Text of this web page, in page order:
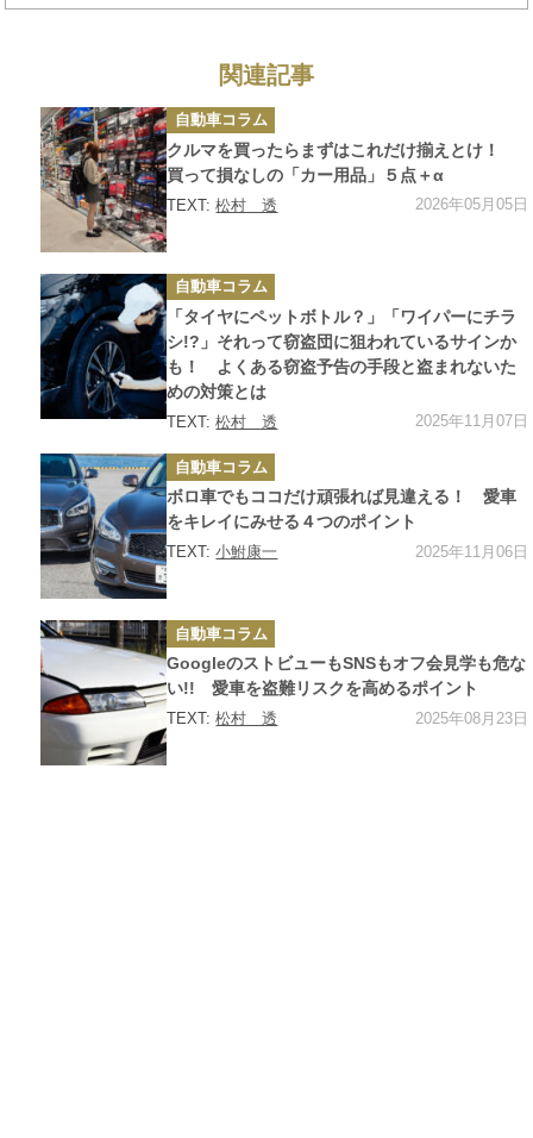
関連記事
カ
テ
ゴ
リ
ー
自動車コラム
クルマを買ったらまずはこれだけ揃えとけ！
買って損なしの「カー用品」５点＋α
TEXT:松村 透 2026年05月05日
カ
テ
ゴ
リ
ー
自動車コラム
「タイヤにペットボトル？」「ワイパーにチラ
シ!?」それって窃盗団に狙われているサインか
も！ よくある窃盗予告の手段と盗まれないた
めの対策とは
TEXT:松村 透 2025年11月07日
カ
テ
ゴ
リ
ー
自動車コラム
ボロ車でもココだけ頑張れば見違える！ 愛車
をキレイにみせる４つのポイント
TEXT:小鮒康一 2025年11月06日
カ
テ
ゴ
リ
ー
自動車コラム
GoogleのストビューもSNSもオフ会見学も危な
い!! 愛車を盗難リスクを高めるポイント
TEXT:松村 透 2025年08月23日